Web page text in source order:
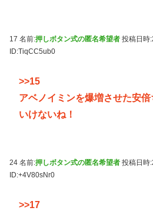
17 名前:押しボタン式の匿名希望者 投稿日時
ID:TiqCC5ub0
>>15
アベノイミンを爆増させた安
いけないね！
24 名前:押しボタン式の匿名希望者 投稿日時
ID:+4V80sNr0
>>17